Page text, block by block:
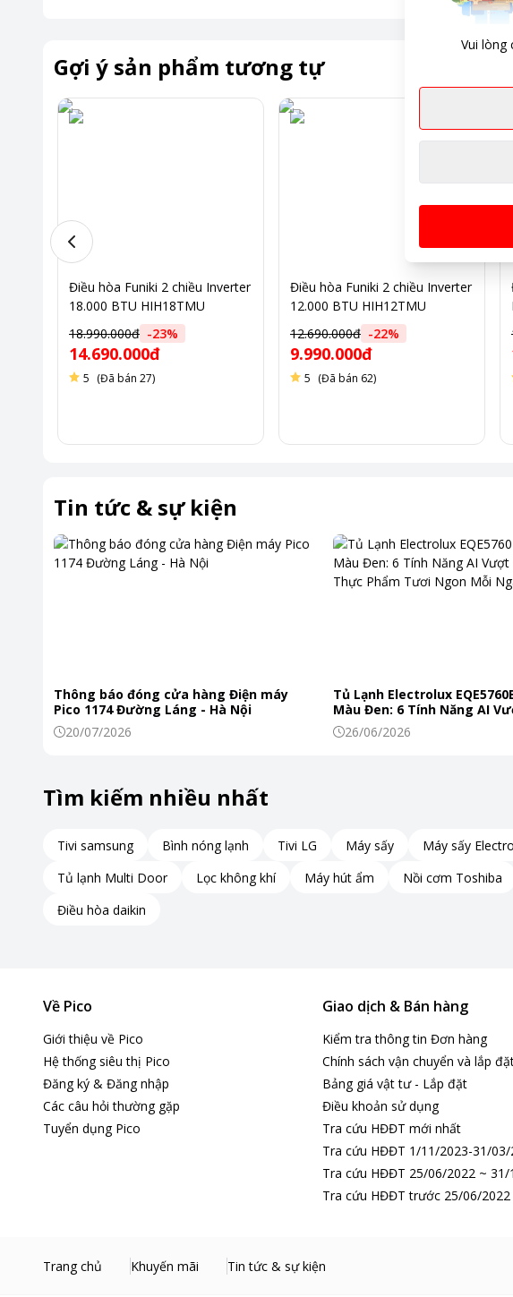
2, Tiền điện chỉ từ 4.000đ/1 đêm
Điểm nổi bật nhất của điều hòa Casper Inverter 1 chiều TC-09IS35 là ứng dụng
Với chế độ làm lạnh nhanh Turbo
, điều hòa Casper Inverter 1 chiều TC-
Gợi ý sản phẩm tương tự
Điều hòa Funiki 2 chiều Inverter
18.000 BTU HIH18TMU
18.990.000đ -23%
14.690.000đ
5 (Đã bán 27)
Điều hòa Funiki 2 chiều Inverter
12.000 BTU HIH12TMU
12.690.000đ -22%
9.990.000đ
5 (Đã bán 62)
Tin tức & sự kiện
Thông báo đóng cửa hàng Điện máy
Pico 1174 Đường Láng - Hà Nội
20/07/2026
Tủ Lạnh Electrolux
Màu Đen: 6 Tính Năng AI
Khiến Thực Phẩm Tươi
26/06/2026
Tìm kiếm nhiều nhất
Tivi samsung Bình nóng lạnh Tivi LG Máy sấy Máy sấy
Tủ lạnh Multi Door
Lọc không khí Máy hút ẩm Nồi cơm Toshiba
Điều hòa daikin
Về Pico
Giới thiệu về Pico
Hệ thống siêu thị Pico
Đăng ký & Đăng nhập
Các câu hỏi thường gặp
Tuyển dụng Pico
Giao dịch & Bán hàng
Kiểm tra thông tin Đơn hàng
Chính sách vận chuyển và lắp
Bảng giá vật tư - Lắp đặt
Điều khoản sử dụng
Tra cứu HĐĐT mới nhất
Tra cứu HĐĐT 1/11/2023-31/03/
Tra cứu HĐĐT 25/06/2022 ~ 31/
Tra cứu HĐĐT trước 25/06/2022
Trang chủ Khuyến mãi Tin tức & sự kiện
Vui lòng